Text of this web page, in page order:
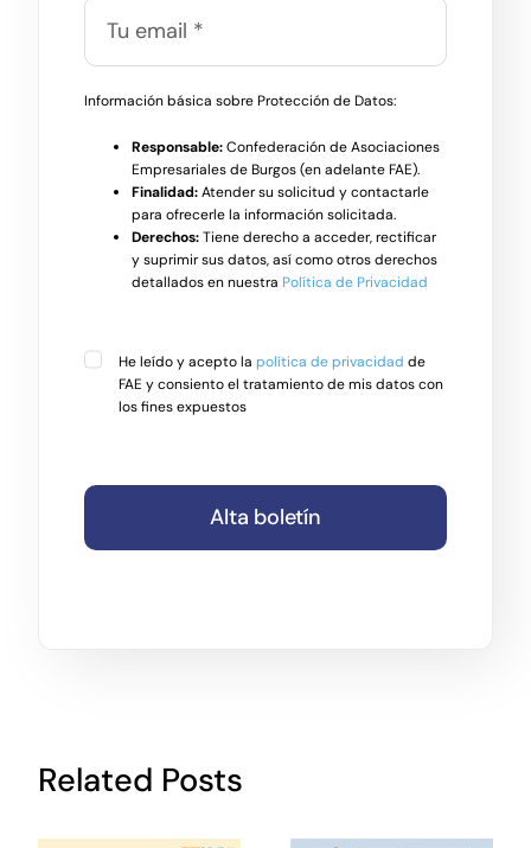
Información básica sobre Protección de Datos:
Responsable:Confederación de Asociaciones
Empresariales de Burgos (en adelante FAE).
Finalidad:Atender su solicitud y contactarle
para ofrecerle la información solicitada.
Derechos:Tiene derecho a acceder, rectificar
y suprimir sus datos, así como otros derechos
detallados en nuestra Política de Privacidad
He leído y acepto la política de privacidad de
FAE y consiento el tratamiento de mis datos con
los fines expuestos
Alta boletín
Related Posts